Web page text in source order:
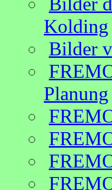
Kolding
Bilder
Planung